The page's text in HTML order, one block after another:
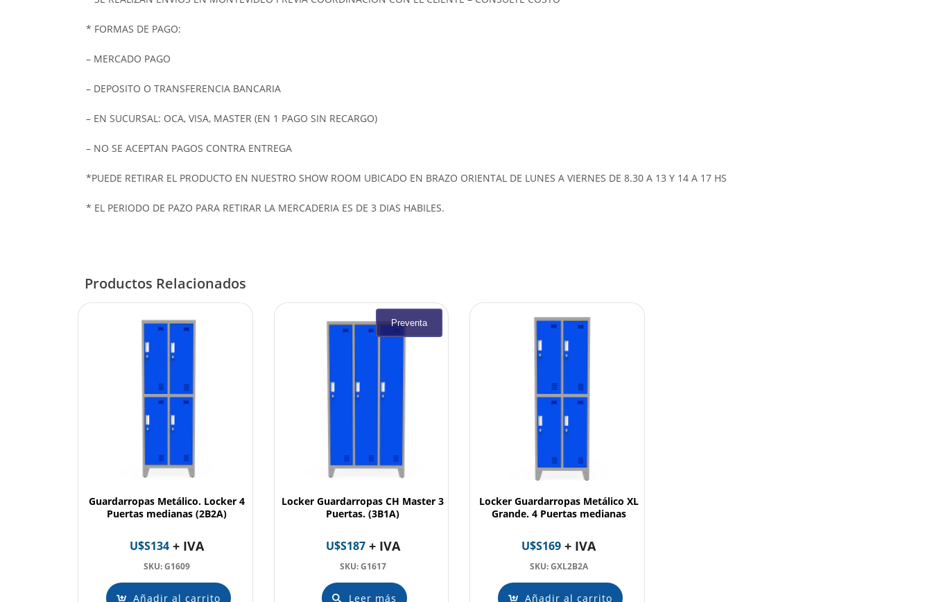
* FORMAS DE PAGO:
– MERCADO PAGO
– DEPOSITO O TRANSFERENCIA BANCARIA
– EN SUCURSAL: OCA, VISA, MASTER (EN 1 PAGO SIN RECARGO)
– NO SE ACEPTAN PAGOS CONTRA ENTREGA
*PUEDE RETIRAR EL PRODUCTO EN NUESTRO SHOW ROOM UBICADO EN BRAZO ORIENTAL DE LUNES A VIERNES DE 8.30 A 13 Y 14 A 17 HS
* EL PERIODO DE PAZO PARA RETIRAR LA MERCADERIA ES DE 3 DIAS HABILES.
Productos Relacionados
Guardarropas Metálico. Locker 4
Puertas medianas (2B2A)
U$S134 + IVA
SKU: G1609
Añadir al carrito
Locker Guardarropas CH Master 3
Puertas. (3B1A)
Preventa
U$S187+ IVA
SKU: G1617
Leer más
Locker Guardarropas Metálico XL
Grande. 4 Puertas medianas
U$S169 + IVA
SKU: GXL2B2A
Añadir al carrito